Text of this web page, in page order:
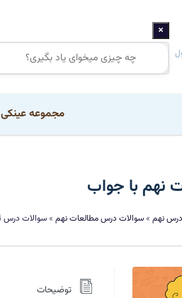
×
مجموعه عینکی
نهم » سوالات درس مطالعات نهم » سوالات درس 14 مطالعات نهم با جواب
توضیحات